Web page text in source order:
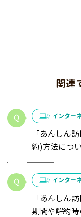
関連
インター
「あんしん
約)方法につ
インター
「あんしん
期間や解約